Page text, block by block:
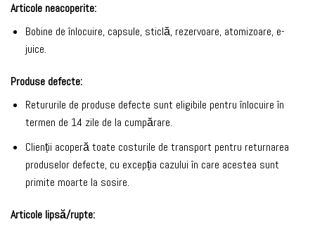
Articole neacoperite:
Bobine de înlocuire, capsule, sticlă, rezervoare, atomizoare, e-
juice.
Produse defecte:
Retururile de produse defecte sunt eligibile pentru înlocuire în
termen de 14 zile de la cumpărare.
Clienții acoperă toate costurile de transport pentru returnarea
produselor defecte, cu excepția cazului în care acestea sunt
primite moarte la sosire.
Articole lipsă/rupte: